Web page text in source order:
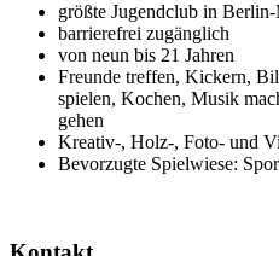
größte Jugendclub in
barrierefrei zugänglich
von neun bis 21 Jahren
Freunde treffen, Kickern,
spielen, Kochen, Musik
gehen
Kreativ-, Holz-, Foto- und
Bevorzugte Spielwiese: